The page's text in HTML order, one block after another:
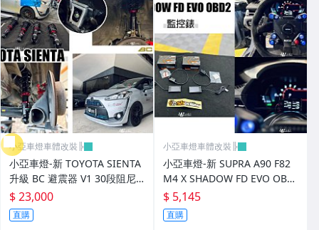
其它
小亞車燈車體改裝╠
小亞車燈-新 TOYOTA SIENTA
升級 BC 避震器 V1 30段阻尼
高低軟硬可調 實車
$ 23,000
直購
小亞車燈車體改裝╠
小亞車燈-新 SUPRA A90 F82
M4 X SHADOW FD EVO OBD
2 監控錶 監控表
$ 5,145
直購